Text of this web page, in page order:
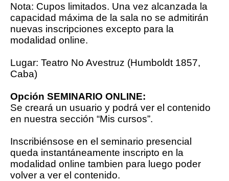
Nota: Cupos limitados. Una vez alcanzada la
capacidad máxima de la sala no se admitirán
nuevas inscripciones excepto para la
modalidad online.
Lugar: Teatro No Avestruz (Humboldt 1857,
Caba)
Opción SEMINARIO ONLINE:
Se creará un usuario y podrá ver el contenido
en nuestra sección “Mis cursos”.
Inscribiénsose en el seminario presencial
queda instantáneamente inscripto en la
modalidad online tambien para luego poder
volver a ver el contenido.